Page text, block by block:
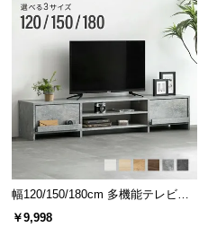
幅120/150/180cm 多機能テレビボ
ード 木目/石目調 オープン収納・
引き出し収納付き
￥9,998